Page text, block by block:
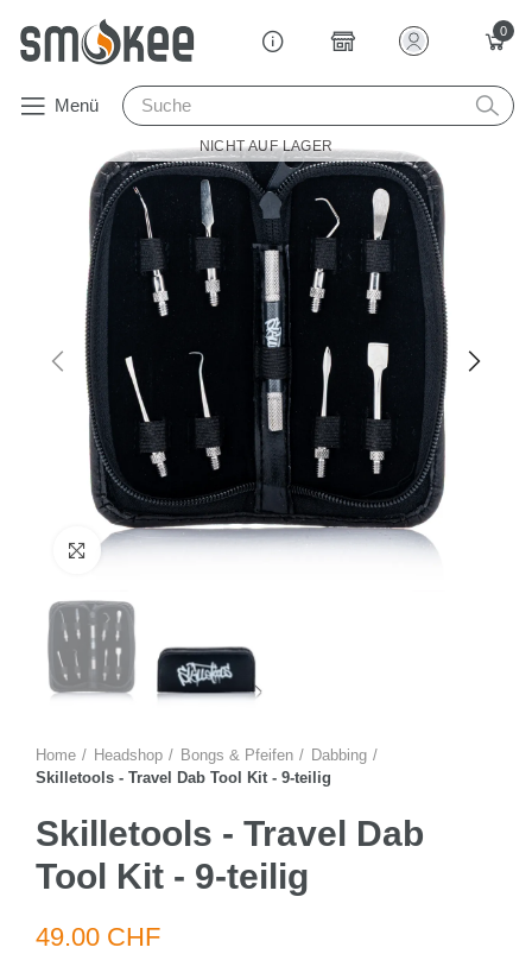
0
Menü
NICHT AUF LAGER
Zum Vergrössern anklicken
Home Headshop Bongs & Pfeifen
Dabbing
Skilletools - Travel Dab Tool Kit - 9-teilig
Skilletools - Travel Dab
Tool Kit - 9-teilig
49.00 CHF